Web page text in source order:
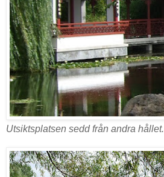
Utsiktsplatsen sedd från andra hållet.